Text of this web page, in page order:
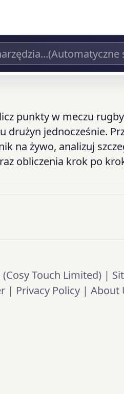
punkty w meczu
jednocześnie.
na żywo, analizuj
obliczenia krok po
Touch Limited) |
| Privacy Policy | About